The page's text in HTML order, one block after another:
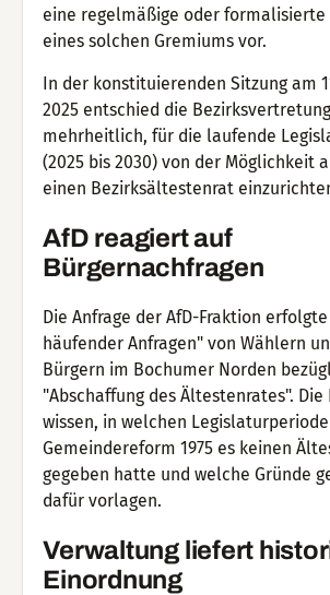
eine regelmäßige oder formalisierte
eines solchen Gremiums vor.
In der konstituierenden Sitzung am
2025 entschied die
mehrheitlich, für die laufende
(2025 bis 2030) von der Möglichkeit
einen Bezirksältestenrat
AfD reagiert auf
Bürgernachfragen
Die Anfrage der AfD-Fraktion
häufender Anfragen" von Wählern
Bürgern im Bochumer Norden
"Abschaffung des Ältestenrates".
wissen, in welchen
Gemeindereform 1975 es keinen
gegeben hatte und welche Gründe
dafür vorlagen.
Verwaltung liefert
Einordnung